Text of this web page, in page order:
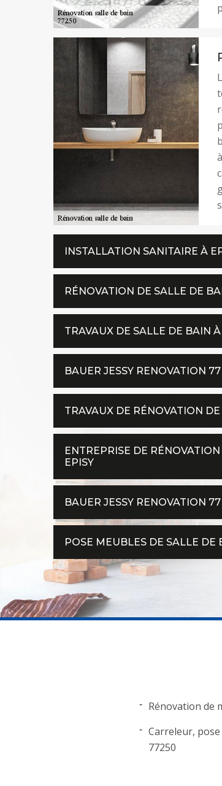
INSTALLATION SANITAIRE À
RÉNOVATION DE SALLE DE
TRAVAUX DE SALLE DE BAIN
BAUER JESSY RENOVATION
TRAVAUX DE RÉNOVATION
ENTREPRISE DE
EPISY
BAUER JESSY RENOVATION
POSE MEUBLES DE SALLE DE
Rénovation de
Carreleur,
77250